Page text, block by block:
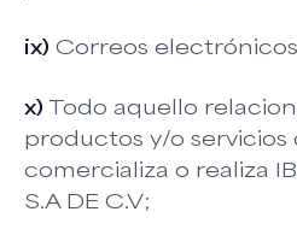
ix) Correos
x) Todo aquello
productos y/o servicios
comercializa o realiza
S.A DE C.V;